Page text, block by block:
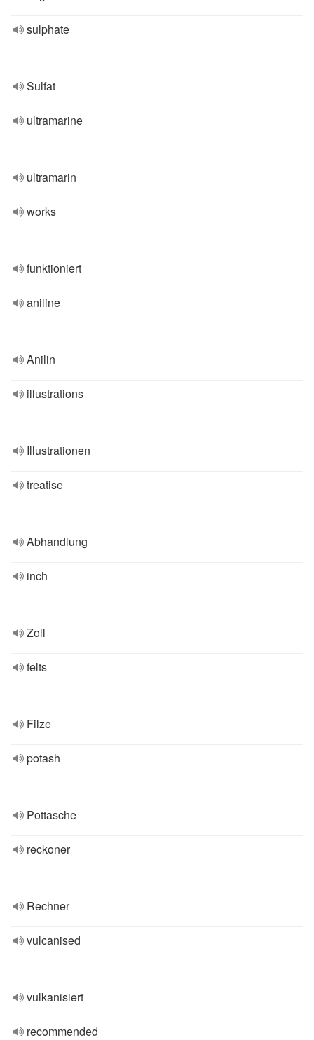
sulphate
Sulfat
ultramarine
ultramarin
works
funktioniert
aniline
Anilin
illustrations
Illustrationen
treatise
Abhandlung
inch
Zoll
felts
Filze
potash
Pottasche
reckoner
Rechner
vulcanised
vulkanisiert
recommended